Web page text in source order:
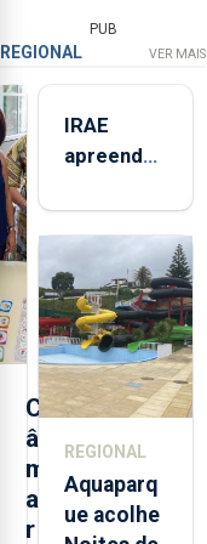
PUB
REGIONAL VER MAIS
C
â
m
a
r
IRAE
apreendeu
toneladas
de
alimentos
entre
2021 e
2025 nos
Açores
REGIONAL
Aquaparq
ue acolhe